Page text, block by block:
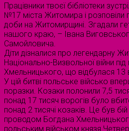
Працівники твоєї бібліотеки
№17 міста Житомира і розповіли
доби на Житомирщині. Згадали
нашого краю, – Івана
Самойловича.
Діти дізналися про легендарну
Національно-Визвольної війни
Хмельницького, що відбулася 13
У цій битві польське військо
поразки. Козаки полонили 7,5
понад 17 тисяч ворогів було
понад 2 тисячі козаків. Це був
проводом Богдана
польським військом князя